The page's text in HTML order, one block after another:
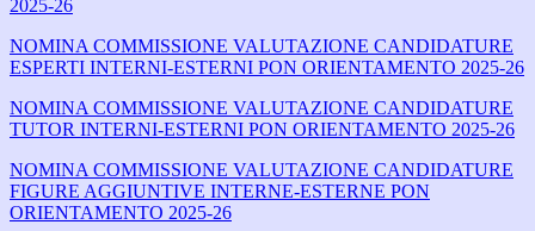
2025-26
NOMINA COMMISSIONE VALUTAZIONE CANDIDATURE
ESPERTI INTERNI-ESTERNI PON ORIENTAMENTO 2025-26
NOMINA COMMISSIONE VALUTAZIONE CANDIDATURE
TUTOR INTERNI-ESTERNI PON ORIENTAMENTO 2025-26
NOMINA COMMISSIONE VALUTAZIONE CANDIDATURE
FIGURE AGGIUNTIVE INTERNE-ESTERNE PON
ORIENTAMENTO 2025-26